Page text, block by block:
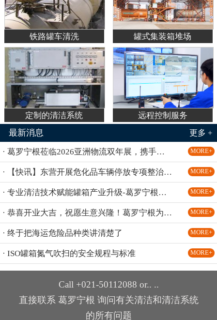
铁路罐车清洗 罐式集装箱堆场
定制的清洁系统 远程控制服务
最新消息 更多 +
· 葛罗宁根莅临2026亚洲物流双年展，携手罐箱界TCDA联合展团共话罐箱清洁新方案 MORE+
· 【快讯】东营开展危化品车辆停放专项整治行动；安徽阜阳全面启动物流园区危化品运输整治行动；北京东六环隧道危化品车辆继续禁行 MORE+
· 专业清洁技术赋能罐箱产业升级-葛罗宁根顺利亮相 2026 罐箱界 TCDA 会员大会 MORE+
· 恭喜开业大吉，祝愿生意兴隆！葛罗宁根为BASF湛江一体化基地提供国际领先技术的罐箱清洗系统，助力行业旗舰标杆！ MORE+
· 终于把海运危险品种类讲清楚了 MORE+
· ISO罐箱氮气吹扫的安全规程与标准 MORE+
Call +021-50112088 or.. ..
直接联系 葛罗宁根 询问有关清洁和清洁系统
的所有问题